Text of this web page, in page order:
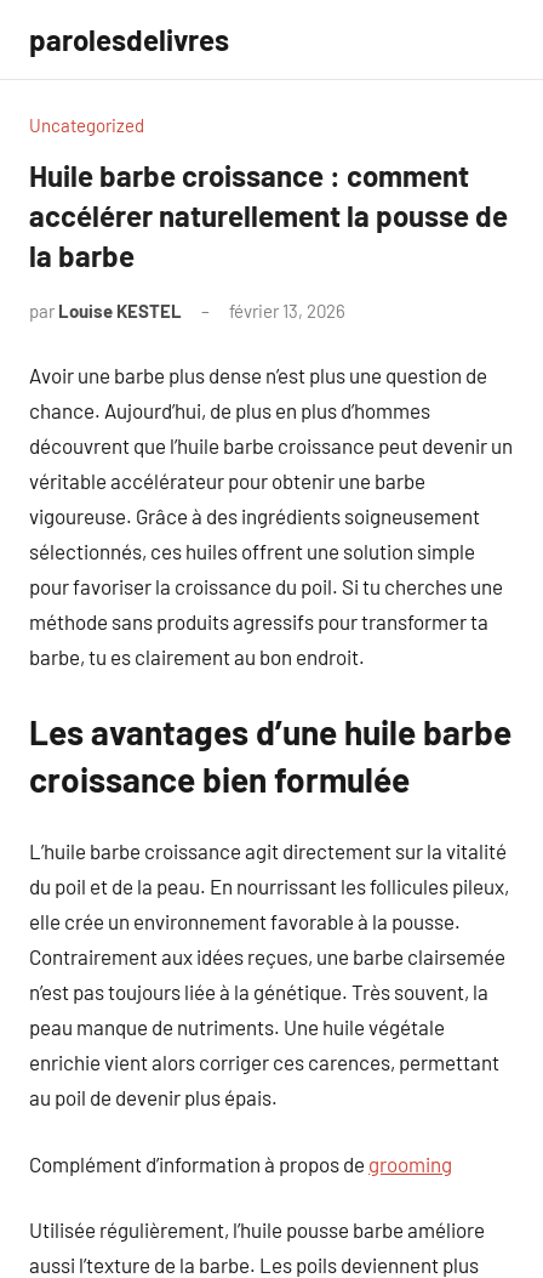
contenu
parolesdelivres
Uncategorized
Huile barbe croissance : comment
accélérer naturellement la pousse de
la barbe
par Louise KESTEL février 13, 2026
Avoir une barbe plus dense n’est plus une question de
chance. Aujourd’hui, de plus en plus d’hommes
découvrent que l’huile barbe croissance peut devenir un
véritable accélérateur pour obtenir une barbe
vigoureuse. Grâce à des ingrédients soigneusement
sélectionnés, ces huiles offrent une solution simple
pour favoriser la croissance du poil. Si tu cherches une
méthode sans produits agressifs pour transformer ta
barbe, tu es clairement au bon endroit.
Les avantages d’une huile barbe
croissance bien formulée
L’huile barbe croissance agit directement sur la vitalité
du poil et de la peau. En nourrissant les follicules pileux,
elle crée un environnement favorable à la pousse.
Contrairement aux idées reçues, une barbe clairsemée
n’est pas toujours liée à la génétique. Très souvent, la
peau manque de nutriments. Une huile végétale
enrichie vient alors corriger ces carences, permettant
au poil de devenir plus épais.
Complément d’information à propos de grooming
Utilisée régulièrement, l’huile pousse barbe améliore
aussi l’texture de la barbe. Les poils deviennent plus